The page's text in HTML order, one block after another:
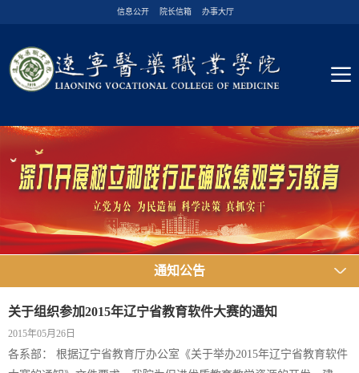
信息公开 院长信箱 办事大厅
通知公告
关于组织参加2015年辽宁省教育软件大赛的通知
2015年05月26日
各系部： 根据辽宁省教育厅办公室《关于举办2015年辽宁省教育软件